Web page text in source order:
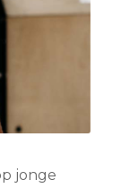
jonge